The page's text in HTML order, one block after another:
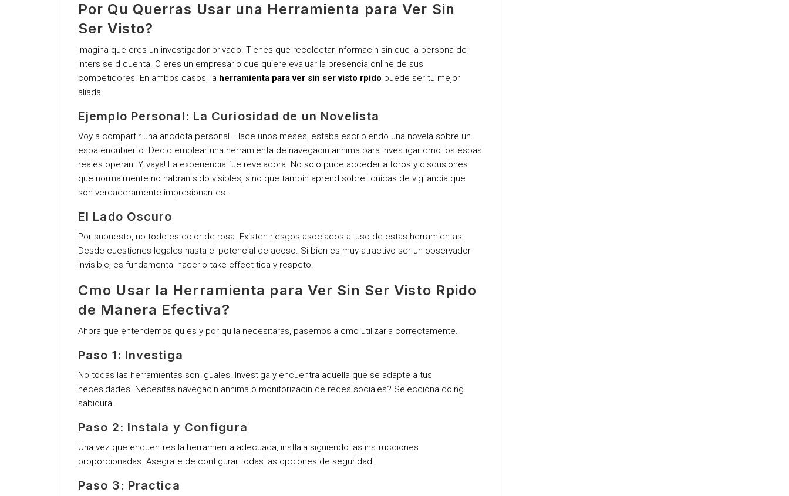
Por Qu Querras Usar una Herramienta para Ver Sin
Ser Visto?
Imagina que eres un investigador privado. Tienes que recolectar informacin sin que la persona de
inters se d cuenta. O eres un empresario que quiere evaluar la presencia online de sus
competidores. En ambos casos, la herramienta para ver sin ser visto rpido puede ser tu mejor
aliada.
Ejemplo Personal: La Curiosidad de un Novelista
Voy a compartir una ancdota personal. Hace unos meses, estaba escribiendo una novela sobre un
espa encubierto. Decid emplear una herramienta de navegacin annima para investigar cmo los espas
reales operan. Y, vaya! La experiencia fue reveladora. No solo pude acceder a foros y discusiones
que normalmente no habran sido visibles, sino que tambin aprend sobre tcnicas de vigilancia que
son verdaderamente impresionantes.
El Lado Oscuro
Por supuesto, no todo es color de rosa. Existen riesgos asociados al uso de estas herramientas.
Desde cuestiones legales hasta el potencial de acoso. Si bien es muy atractivo ser un observador
invisible, es fundamental hacerlo take effect tica y respeto.
Cmo Usar la Herramienta para Ver Sin Ser Visto Rpido
de Manera Efectiva?
Ahora que entendemos qu es y por qu la necesitaras, pasemos a cmo utilizarla correctamente.
Paso 1: Investiga
No todas las herramientas son iguales. Investiga y encuentra aquella que se adapte a tus
necesidades. Necesitas navegacin annima o monitorizacin de redes sociales? Selecciona doing
sabidura.
Paso 2: Instala y Configura
Una vez que encuentres la herramienta adecuada, instlala siguiendo las instrucciones
proporcionadas. Asegrate de configurar todas las opciones de seguridad.
Paso 3: Practica